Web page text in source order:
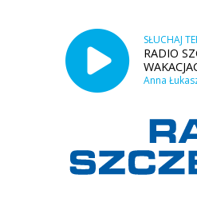
SŁUCHAJ
RADIO
Anna